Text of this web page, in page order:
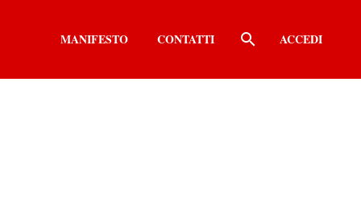
MANIFESTO CONTATTI ACCEDI